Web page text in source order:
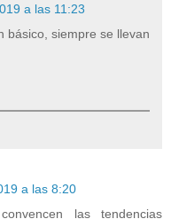
a las 11:23
básico, siempre se llevan
a las 8:20
las tendencias